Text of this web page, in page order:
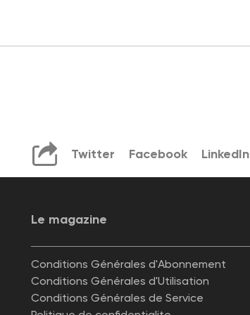
Twitter Facebook LinkedIn
Le magazine
Conditions Générales d'Abonnement
Conditions Générales d'Utilisation
Conditions Générales de Service